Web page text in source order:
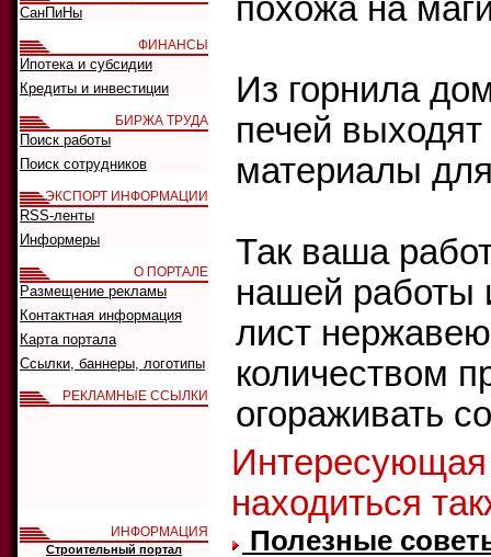
похожа на
Из горнила
печей
материалы
Так ваша
нашей работы
лист
количеством
огораживать
находиться
Полезные
СанПиНы
ФИНАНСЫ
Ипотека и субсидии
Кредиты и инвестиции
БИРЖА ТРУДА
Поиск работы
Поиск сотрудников
ЭКСПОРТ ИНФОРМАЦИИ
RSS-ленты
Информеры
О ПОРТАЛЕ
Размещение рекламы
Контактная информация
Карта портала
Ссылки, баннеры, логотипы
РЕКЛАМНЫЕ ССЫЛКИ
ИНФОРМАЦИЯ
Строительный портал